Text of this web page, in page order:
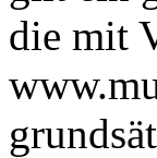
die mit